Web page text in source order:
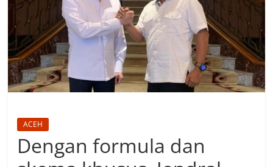
ACEH
Dengan formula dan